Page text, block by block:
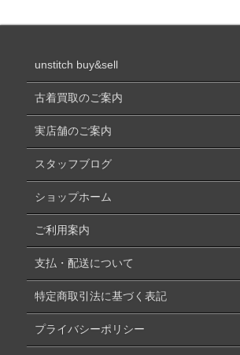
unstitch buy&sell
古着買取のご案内
実店舗のご案内
スタッフブログ
ショップホーム
ご利用案内
支払・配送について
特定商取引法に基づく表記
プライバシーポリシー